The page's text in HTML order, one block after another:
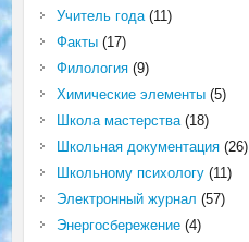
Учитель года(11)
Факты(17)
Филология(9)
Химические элементы(5)
Школа мастерства(18)
Школьная документация(26)
Школьному психологу(11)
Электронный журнал (57)
Энергосбережение(4)